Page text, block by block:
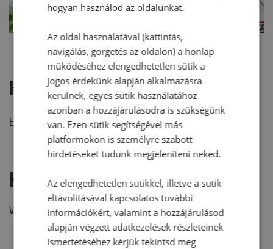
Hozzászólások
Ehhez a recepthez még nem érkezett hozzászólás.
Hozzászólás írása
Vélemény írásához, kérjük,jelentkezz be!
hogyan használod az oldalunkat.
Az oldal használatával (kattintás,
navigálás, görgetés az oldalon) a honlap
működéséhez elengedhetetlen sütik a
jogos érdekünk alapján alkalmazásra
kerülnek, egyes sütik használatához
azonban a hozzájárulásodra is szükségünk
van. Ezen sütik segítségével más
platformokon is személyre szabott
hirdetéseket tudunk megjeleníteni neked.
Az elengedhetetlen sütikkel, illetve a sütik
eltávolításával kapcsolatos további
információkért, valamint a hozzájárulásod
alapján végzett adatkezelések részleteinek
ismertetéséhez kérjük tekintsd meg